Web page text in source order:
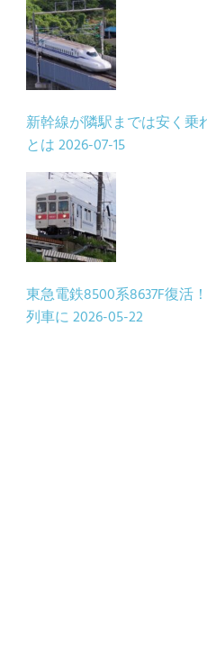
新幹線が隣駅までは安く乗
とは2026-07-15
東急電鉄8500系8637F復活
列車に2026-05-22